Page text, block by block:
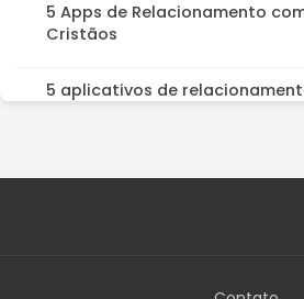
5 Apps de Relacionamento
Cristãos
5 aplicativos de